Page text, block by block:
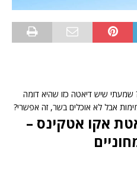
שיש דיאטה כזו שהיא דומה
אבל לא אוכלים בשר, זה אפשרי?
אקו אטקינס –